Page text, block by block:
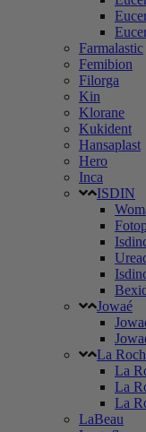
Farmalastic
Femibion
Filorga
Kin
Klorane
Kukident
Hansaplast
Hero
Inca
ISDIN
Jowaé
La
La
La
La
LaBeau